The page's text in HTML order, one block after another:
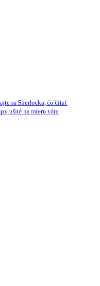
sa Sherlocka, čo čítať
ušité na mieru vám